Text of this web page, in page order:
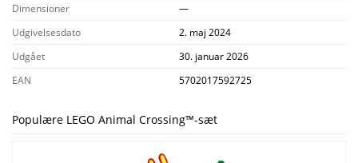
Dimensioner
—
Udgivelsesdato
2. maj 2024
Udgået
30. januar 2026
EAN
5702017592725
Populære LEGO Animal Crossing™-sæt